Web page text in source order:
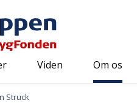
Viden Om os
Struck